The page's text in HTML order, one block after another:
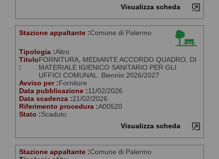
Visualizza scheda
Stazione appaltante :Comune di Palermo
Tipologia :Altro
Titolo
:
FORNITURA, MEDIANTE ACCORDO QUADRO, DI
MATERIALE IGIENICO SANITARIO PER GLI
UFFICI COMUNAL. Biennio 2026/2027
Avviso per : Forniture
Data pubblicazione :11/02/2026
Data scadenza :21/02/2026
Riferimento procedura :A00520
Stato :Scaduto
Visualizza scheda
Stazione appaltante :Comune di Palermo